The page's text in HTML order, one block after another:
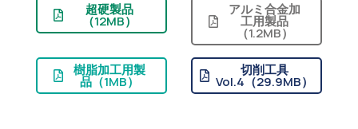
超硬製品
（12MB）
アルミ合金加
工用製品
（1.2MB）
樹脂加工用製
品（1MB）
切削工具
Vol.4（29.9MB）